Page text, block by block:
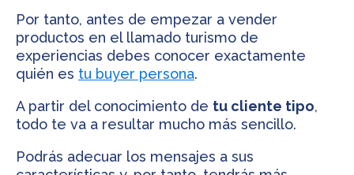
Por tanto, antes de empezar a vender
productos en el llamado turismo de
experiencias debes conocer exactamente
quién es tu buyer persona.
A partir del conocimiento de tu cliente tipo,
todo te va a resultar mucho más sencillo.
Podrás adecuar los mensajes a sus